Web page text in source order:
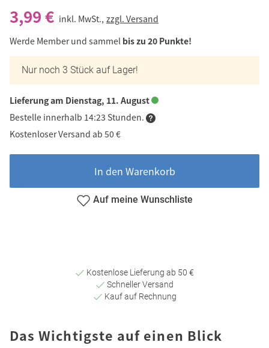
3,99 € inkl. MwSt., zzgl. Versand
Werde Member und sammel bis zu 20 Punkte!
Nur noch 3 Stück auf Lager!
Lieferung am Dienstag, 11. August
Bestelle innerhalb 14:23 Stunden.
Kostenloser Versand ab 50 €
In den Warenkorb
Auf meine Wunschliste
Kostenlose Lieferung ab 50 €
Schneller Versand
Kauf auf Rechnung
Das Wichtigste auf einen Blick